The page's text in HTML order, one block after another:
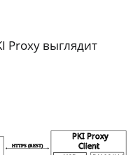
Proxy выглядит